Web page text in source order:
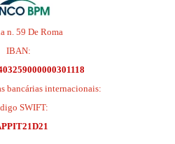
n. 59 De Roma
IBAN:
bancárias internacionais:
SWIFT: